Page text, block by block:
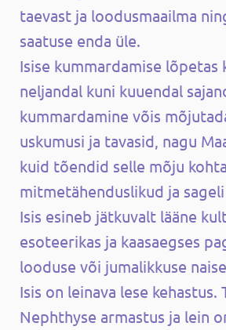
taevast ja loodusmaailma
saatuse enda üle.
Isise kummardamise lõpetas
neljandal kuni kuuendal
kummardamine võis
uskumusi ja tavasid, nagu
kuid tõendid selle mõju
mitmetähenduslikud ja
Isis esineb jätkuvalt lääne
esoteerikas ja kaasaegses
looduse või jumalikkuse
Isis on leinava lese kehastus.
Nephthyse armastus ja lein